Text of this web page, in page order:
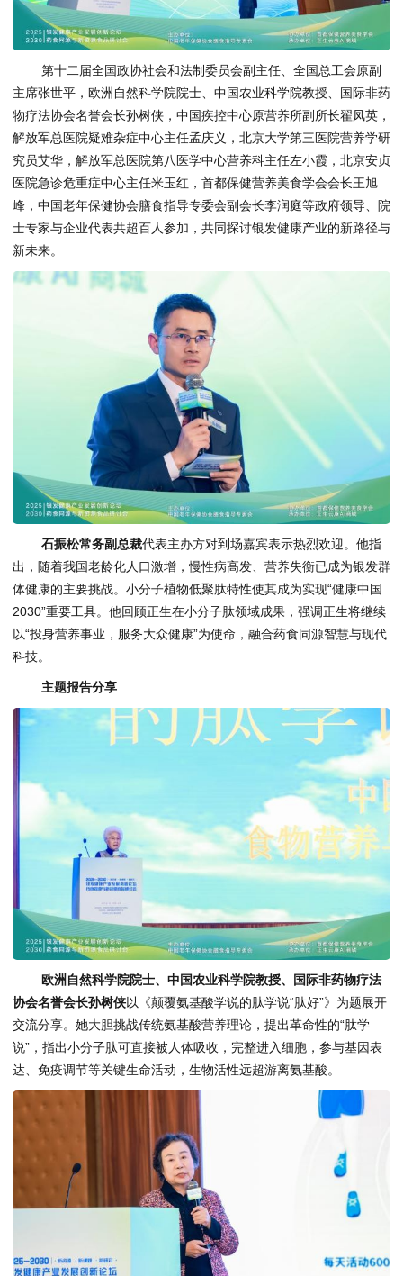
第十二届全国政协社会和法制委员会副主任、全国总工会原副
主席张世平，欧洲自然科学院院士、中国农业科学院教授、国际非药
物疗法协会名誉会长孙树侠，中国疾控中心原营养所副所长翟凤英，
解放军总医院疑难杂症中心主任孟庆义，北京大学第三医院营养学研
究员艾华，解放军总医院第八医学中心营养科主任左小霞，北京安贞
医院急诊危重症中心主任米玉红，首都保健营养美食学会会长王旭
峰，中国老年保健协会膳食指导专委会副会长李润庭等政府领导、院
士专家与企业代表共超百人参加，共同探讨银发健康产业的新路径与
新未来。
石振松常务副总裁代表主办方对到场嘉宾表示热烈欢迎。他指
出，随着我国老龄化人口激增，慢性病高发、营养失衡已成为银发群
体健康的主要挑战。小分子植物低聚肽特性使其成为实现“健康中国
2030”重要工具。他回顾正生在小分子肽领域成果，强调正生将继续
以“投身营养事业，服务大众健康”为使命，融合药食同源智慧与现代
科技。
主题报告分享
欧洲自然科学院院士、中国农业科学院教授、国际非药物疗法
协会名誉会长孙树侠以《颠覆氨基酸学说的肽学说“肽好”》为题展开
交流分享。她大胆挑战传统氨基酸营养理论，提出革命性的“肽学
说”，指出小分子肽可直接被人体吸收，完整进入细胞，参与基因表
达、免疫调节等关键生命活动，生物活性远超游离氨基酸。